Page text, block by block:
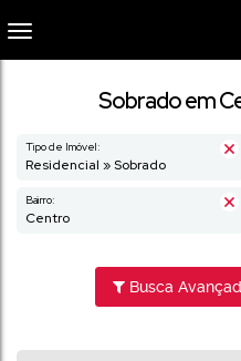
Sobrado em
Tipo de Imóvel:
Residencial » Sobrado
Bairro:
Centro
Busca